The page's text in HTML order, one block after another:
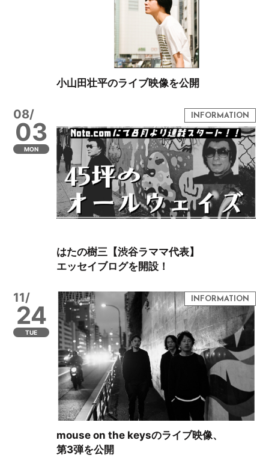
小山田壮平のライブ映像を公開
08/
03
MON
はたの樹三【渋谷ラママ代表】
エッセイブログを開設！
11/
24
TUE
mouse on the keysのライブ映像、
第3弾を公開